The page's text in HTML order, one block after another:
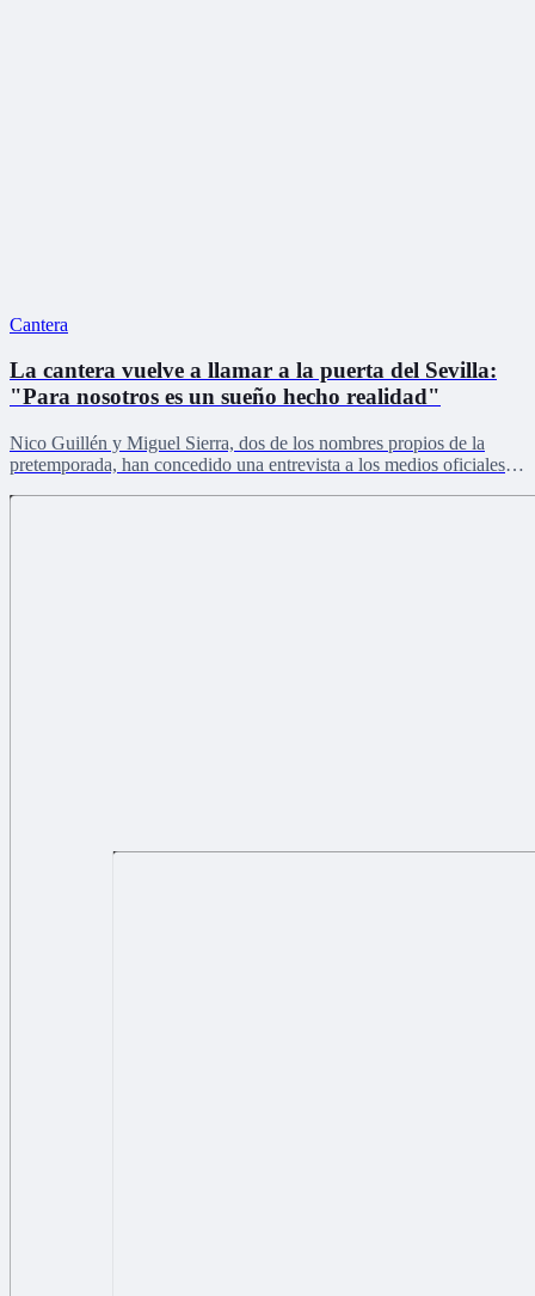
Cantera
La cantera vuelve a llamar a la puerta del Sevilla:
"Para nosotros es un sueño hecho realidad"
Nico Guillén y Miguel Sierra, dos de los nombres propios de la
pretemporada, han concedido una entrevista a los medios oficiales